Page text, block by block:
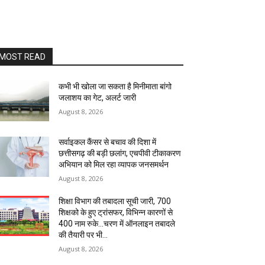
READ
कभी भी खोला जा सकता है मिनीमाता बांगो
जलाशय का गेट, अलर्ट जारी
August 8, 2026
सर्वाइकल कैंसर से बचाव की दिशा में
छत्तीसगढ़ की बड़ी छलांग, एचपीवी टीकाकरण
अभियान को मिल रहा व्यापक जनसमर्थन
August 8, 2026
शिक्षा विभाग की तबादला सूची जारी, 700
शिक्षको के हुए ट्रांसफर, विभिन्न कारणों से
400 नाम रुके…चरण में ऑनलाइन तबादले
की तैयारी पर भी...
August 8, 2026